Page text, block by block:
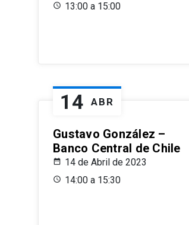
13:00 a 15:00
14 ABR
Gustavo González –
Banco Central de Chile
14 de Abril de 2023
14:00 a 15:30